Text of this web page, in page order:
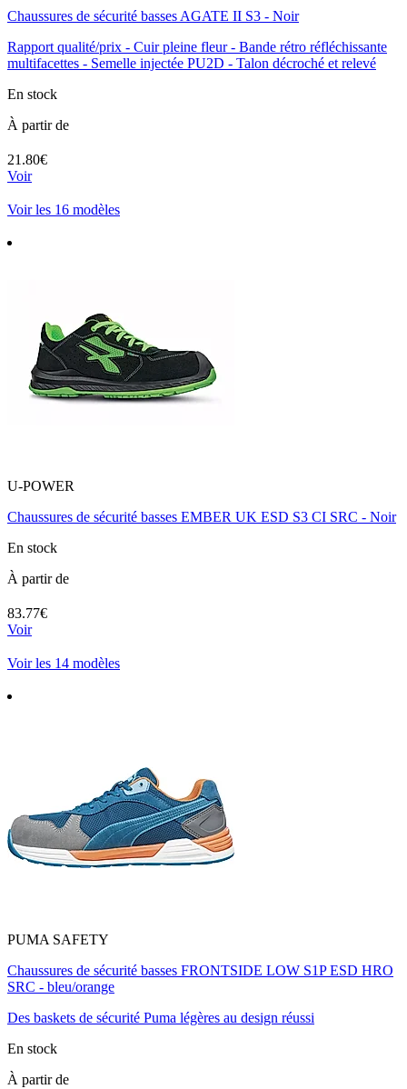
Chaussures de sécurité basses AGATE II S3 - Noir
Rapport qualité/prix - Cuir pleine fleur - Bande rétro réfléchissante
multifacettes - Semelle injectée PU2D - Talon décroché et relevé
En stock
À partir de
21.80€
Voir
Voir les 16 modèles
U-POWER
Chaussures de sécurité basses EMBER UK ESD S3 CI SRC - Noir
En stock
À partir de
83.77€
Voir
Voir les 14 modèles
PUMA SAFETY
Chaussures de sécurité basses FRONTSIDE LOW S1P ESD HRO
SRC - bleu/orange
Des baskets de sécurité Puma légères au design réussi
En stock
À partir de